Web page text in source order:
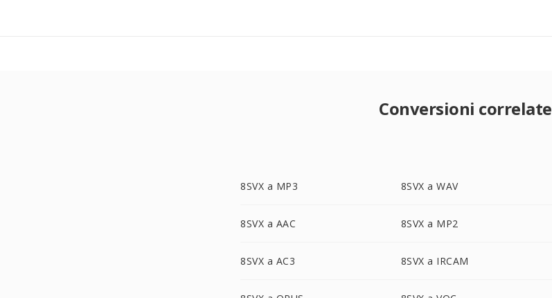
Conversioni correlate
8SVX a MP3 8SVX a WAV
8SVX a AAC 8SVX a MP2
8SVX a AC3 8SVX a IRCAM